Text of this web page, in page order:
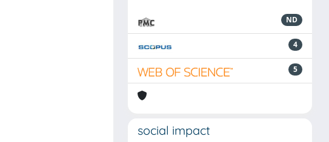
ND
4
5
social impact